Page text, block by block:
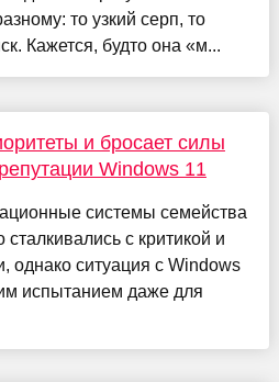
то узкий серп, то
Кажется, будто она «м...
и бросает силы
Windows 11
системы семейства
с критикой и
ситуация с Windows
испытанием даже для